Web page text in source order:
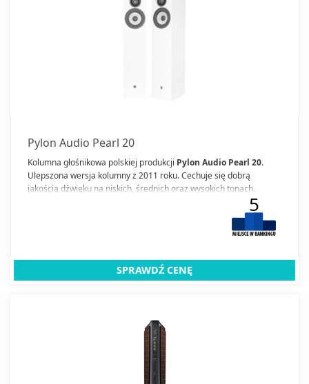
Pylon Audio Pearl 20
Kolumna głośnikowa polskiej produkcji Pylon Audio Pearl 20.
Ulepszona wersja kolumny z 2011 roku. Cechuje się dobrą
jakością dźwięku na niskich, średnich oraz wysokich tonach.
Sprawdzi się jako niezależny zestaw audio, a także część sprzętu
5
SPRAWDŹ CENĘ